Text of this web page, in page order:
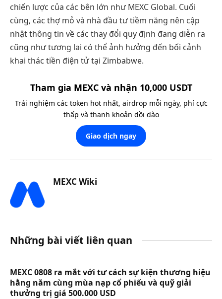
chiến lược của các bên lớn như MEXC Global. Cuối
cùng, các thợ mỏ và nhà đầu tư tiềm năng nên cập
nhật thông tin về các thay đổi quy định đang diễn ra
cũng như tương lai có thể ảnh hưởng đến bối cảnh
khai thác tiền điện tử tại Zimbabwe.
Tham gia MEXC và nhận 10,000 USDT
Trải nghiệm các token hot nhất, airdrop mỗi ngày, phí cực
thấp và thanh khoản dồi dào
Giao dịch ngay
MEXC Wiki
Những bài viết liên quan
MEXC 0808 ra mắt với tư cách sự kiện thương hiệu
hằng năm cùng mùa nạp cổ phiếu và quỹ giải
thưởng trị giá 500.000 USD